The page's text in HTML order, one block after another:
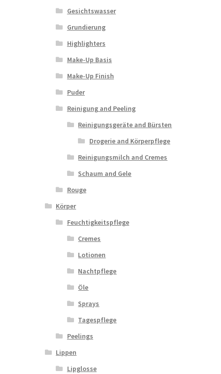
Gesichtswasser
Grundierung
Highlighters
Make-Up Basis
Make-Up Finish
Puder
Reinigung and Peeling
Reinigungsgeräte and Bürsten
Drogerie and Körperpflege
Reinigungsmilch and Cremes
Schaum and Gele
Rouge
Körper
Feuchtigkeitspflege
Cremes
Lotionen
Nachtpflege
Öle
Sprays
Tagespflege
Peelings
Lippen
Lipglosse